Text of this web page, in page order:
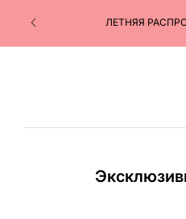
ЛЕТНЯЯ